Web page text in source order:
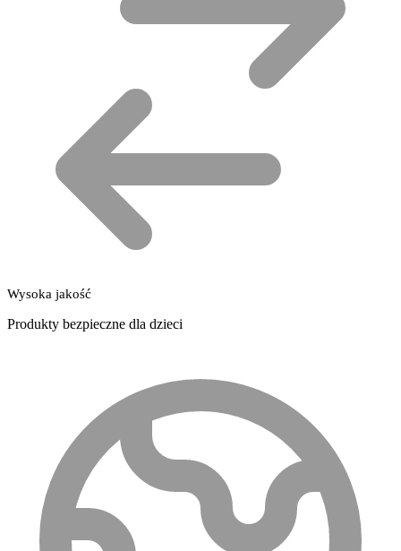
Wysoka jakość
Produkty bezpieczne dla dzieci